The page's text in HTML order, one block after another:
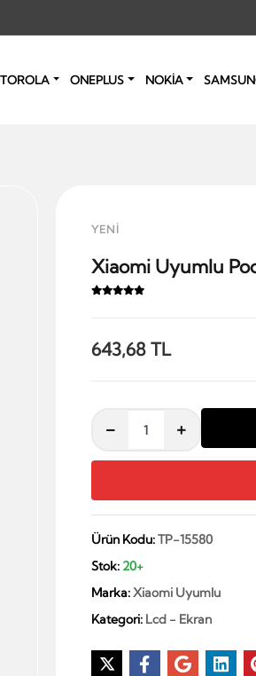
ONEPLUS NOKİA
YENİ
Xiaomi Uyumlu
643,68 TL
Ürün Kodu:TP-15580
Stok: 20+
Marka:Xiaomi Uyumlu
Kategori: Lcd - Ekran